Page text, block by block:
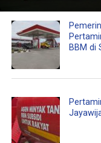
BBM di